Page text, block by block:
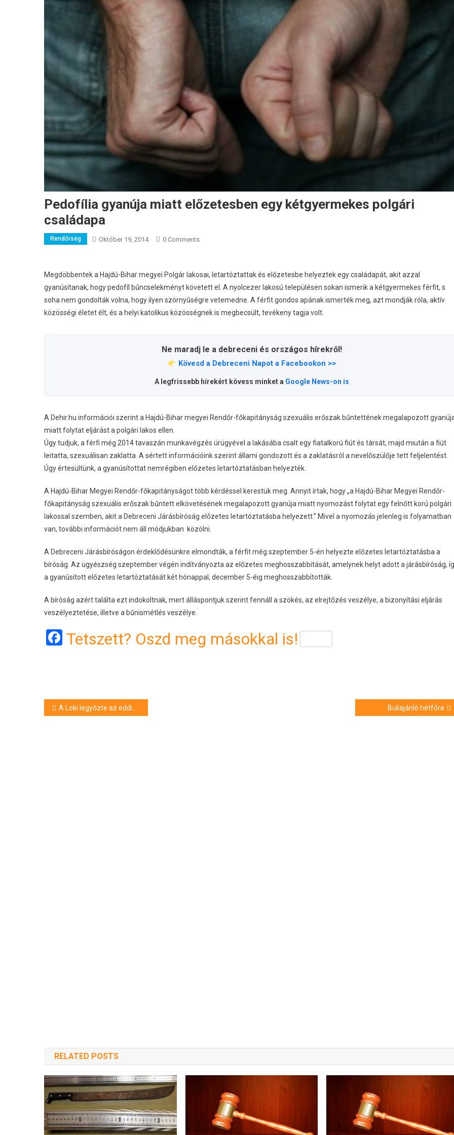
Pedofília gyanúja miatt előzetesben egy kétgyermekes polgári
családapa
Rendőrség Október 19, 2014 0 Comments
Megdöbbentek a Hajdú-Bihar megyei Polgár lakosai, letartóztattak és előzetesbe helyeztek egy családapát, akit azzal
gyanúsítanak, hogy pedofíl bűncselekményt követett el. A nyolcezer lakosú településen sokan ismerik a kétgyermekes férfit, s
soha nem gondolták volna, hogy ilyen szörnyűségre vetemedne. A férfit gondos apának ismerték meg, azt mondják róla, aktív
közösségi életet élt, és a helyi katolikus közösségnek is megbecsült, tevékeny tagja volt.
Ne maradj le a debreceni és országos hírekről!
Kövesd a Debreceni Napot a Facebookon >>
A legfrissebb hírekért kövess minket a Google News-on is
A Dehir.hu információi szerint a Hajdú-Bihar megyei Rendőr-főkapitányság szexuális erőszak bűntettének megalapozott
miatt folytat eljárást a polgári lakos ellen.
Úgy tudjuk, a férfi még 2014 tavaszán munkavégzés ürügyével a lakásába csalt egy fiatalkorú fiút és társát, majd miután a fiút
leitatta, szexuálisan zaklatta. A sértett információink szerint állami gondozott és a zaklatásról a nevelőszülője tett feljelentést.
Úgy értesültünk, a gyanúsítottat nemrégiben előzetes letartóztatásban helyezték.
A Hajdú-Bihar Megyei Rendőr-főkapitányságot több kérdéssel kerestük meg. Annyit írtak, hogy „a Hajdú-Bihar Megyei Rendőr-
főkapitányság szexuális erőszak bűntett elkövetésének megalapozott gyanúja miatt nyomozást folytat egy felnőtt korú polgári
lakossal szemben, akit a Debreceni Járásbíróság előzetes letartóztatásba helyezett.” Mivel a nyomozás jelenleg is folyamatban
van, további információt nem áll módjukban közölni.
A Debreceni Járásbíróságon érdeklődésünkre elmondták, a férfit még szeptember 5-én helyezte előzetes letartóztatásba a
bíróság. Az ügyészség szeptember végén indítványozta az előzetes meghosszabbítását, amelynek helyt adott a járásbíróság,
a gyanúsított előzetes letartóztatását két hónappal, december 5-éig meghosszabbították.
A bíróság azért találta ezt indokoltnak, mert álláspontjuk szerint fennáll a szökés, az elrejtőzés veszélye, a bizonyítási eljárás
veszélyeztetése, illetve a bűnismétlés veszélye.
Facebook
Tetszett? Oszd meg másokkal is!
Bejegyzés
A Loki legyőzte az eddig százszázalékos Videotont Buliajánló hétfőre
RELATED POSTS